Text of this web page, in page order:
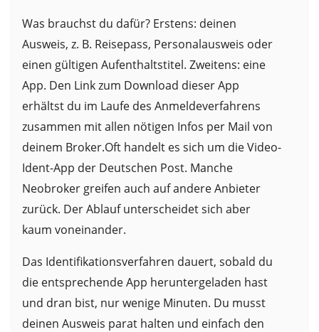
Was brauchst du dafür? Erstens: deinen
Ausweis, z. B. Reisepass, Personalausweis oder
einen gültigen Aufenthaltstitel. Zweitens: eine
App. Den Link zum Download dieser App
erhältst du im Laufe des Anmeldeverfahrens
zusammen mit allen nötigen Infos per Mail von
deinem Broker.Oft handelt es sich um die Video-
Ident-App der Deutschen Post. Manche
Neobroker greifen auch auf andere Anbieter
zurück. Der Ablauf unterscheidet sich aber
kaum voneinander.
Das Identifikationsverfahren dauert, sobald du
die entsprechende App heruntergeladen hast
und dran bist, nur wenige Minuten. Du musst
deinen Ausweis parat halten und einfach den